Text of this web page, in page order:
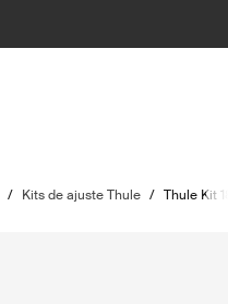
/ Kits de ajuste Thule / Thule Kit